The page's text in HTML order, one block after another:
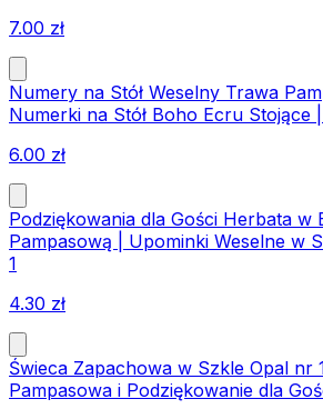
7.00 zł
Numery na Stół Weselny Trawa
Numerki na Stół Boho Ecru Stojące
6.00 zł
Podziękowania dla Gości Herbata w
Pampasową | Upominki Weselne w
1
4.30 zł
Świeca Zapachowa w Szkle Opal nr
Pampasowa i Podziękowanie dla